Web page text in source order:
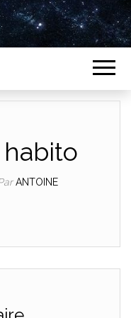
ANTOINE